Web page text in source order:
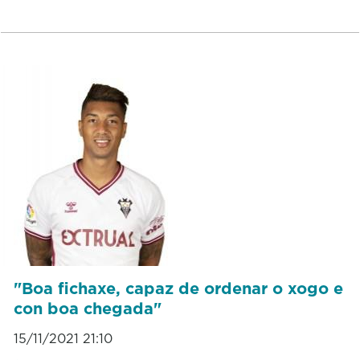
"Boa fichaxe, capaz de ordenar o xogo e
con boa chegada"
15/11/2021 21:10